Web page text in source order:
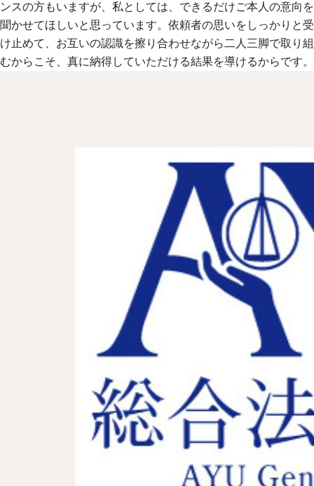
ンスの方もいますが、私としては、できるだけご本人の意向を
聞かせてほしいと思っています。依頼者の思いをしっかりと受
け止めて、お互いの認識を擦り合わせながら二人三脚で取り組
むからこそ、真に納得していただける結果を導けるからです。